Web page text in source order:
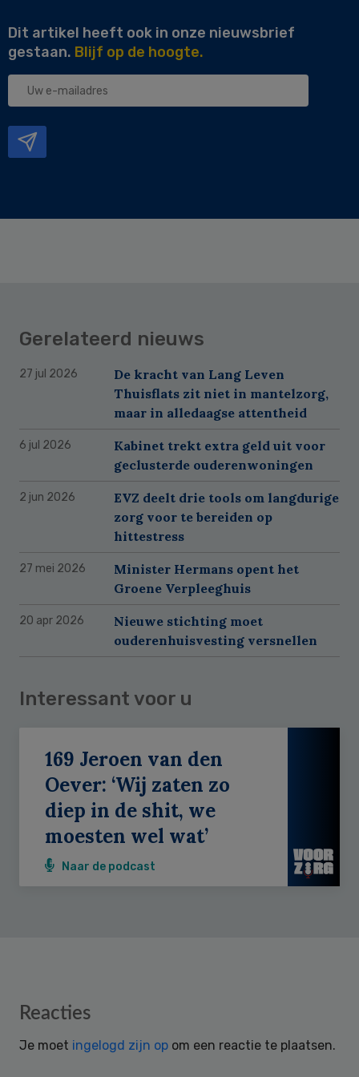
Dit artikel heeft ook in onze nieuwsbrief
gestaan. Blijf op de hoogte.
Uw
Gerelateerd nieuws
27 jul 2026
De kracht van Lang Leven
Thuisflats zit niet in mantelzorg,
maar in alledaagse attentheid
6 jul 2026
Kabinet trekt extra geld uit voor
geclusterde ouderenwoningen
2 jun 2026
EVZ deelt drie tools om langdurige
zorg voor te bereiden op
hittestress
27 mei 2026
Minister Hermans opent het
Groene Verpleeghuis
20 apr 2026
Nieuwe stichting moet
ouderenhuisvesting versnellen
Interessant voor u
169 Jeroen van den
Oever: ‘Wij zaten zo
diep in de shit, we
moesten wel wat’
Naar de podcast
Reader
Reacties
Je moet ingelogd zijn op om een reactie te plaatsen.